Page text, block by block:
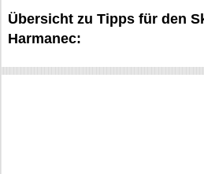
Übersicht zu Tipps für den
Harmanec: